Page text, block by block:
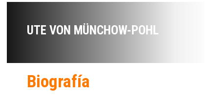
UTE VON MÜNCHOW-POHL
Biografía